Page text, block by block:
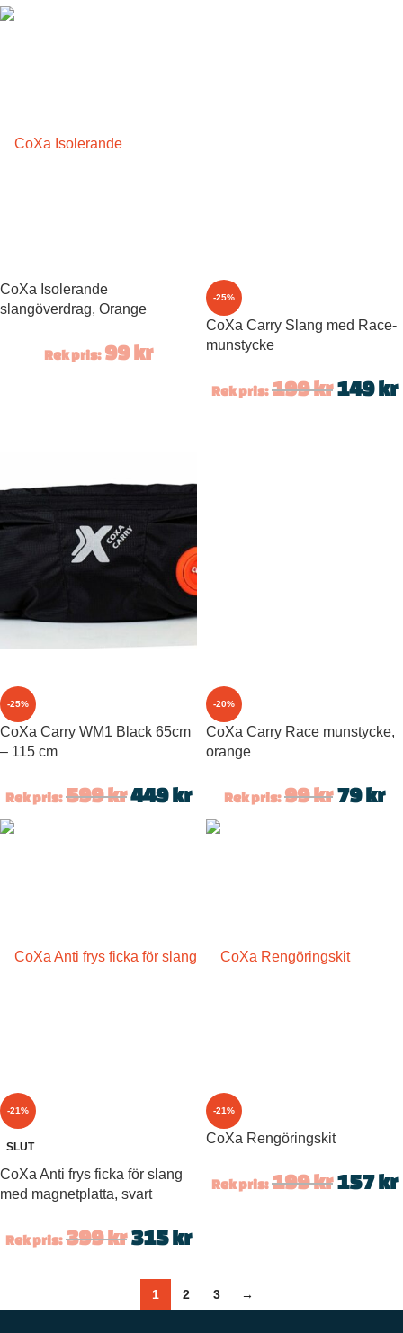
CoXa Isolerande
slangöverdrag, Orange
Rek pris: 99kr
-25%
CoXa Carry Slang med Race-
munstycke
Rek pris: 199kr 149kr
-25%
CoXa Carry WM1 Black 65cm
– 115 cm
Rek pris: 599kr449kr
-20%
CoXa Carry Race munstycke,
orange
Rek pris: 99kr 79kr
-21%
SLUT
CoXa Anti frys ficka för slang
med magnetplatta, svart
Rek pris: 399kr 315kr
-21%
CoXa Rengöringskit
Rek pris: 199kr 157kr
1 2 3 →